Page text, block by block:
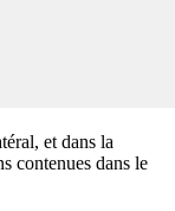
et dans la
contenues dans le